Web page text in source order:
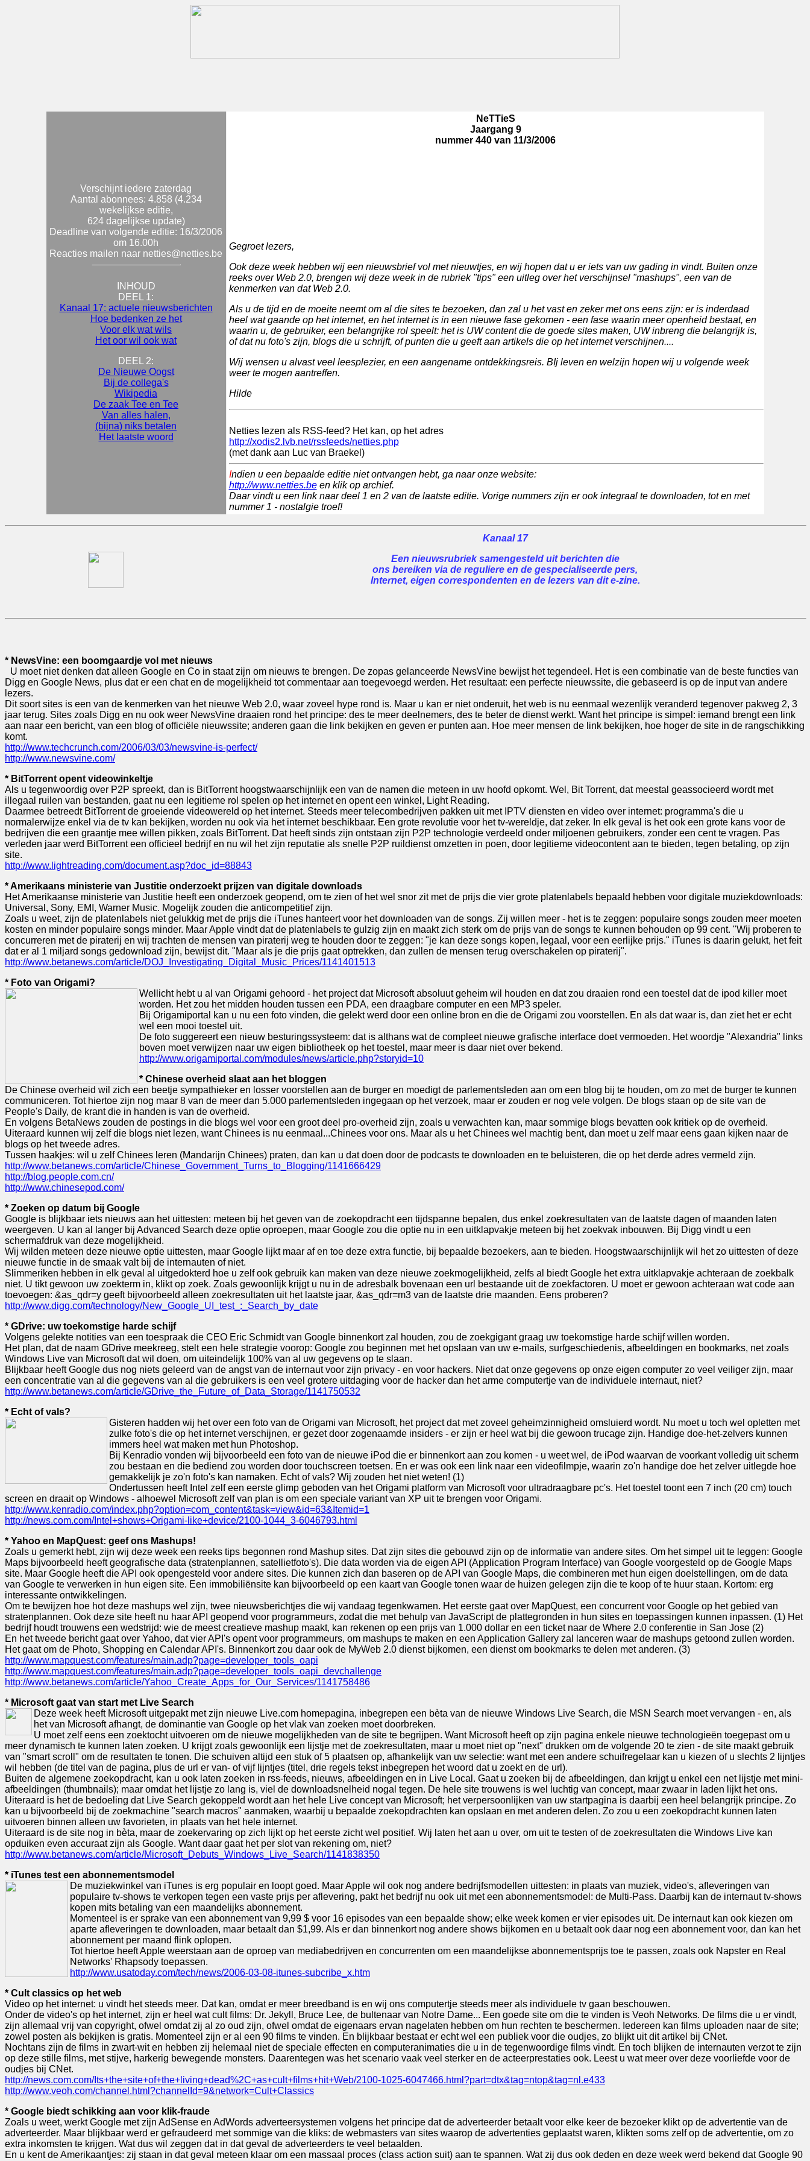
Verschijnt iedere zaterdag
Aantal abonnees: 4.858 (4.234
wekelijkse editie,
624 dagelijkse update)
Deadline van volgende editie: 16/3/2006
om 16.00h
Reacties mailen naar netties@netties.be
INHOUD
DEEL 1:
Kanaal 17: actuele nieuwsberichten
Hoe bedenken ze het
Voor elk wat wils
Het oor wil ook wat
DEEL 2:
De Nieuwe Oogst
Bij de collega's
Wikipedia
De zaak Tee en Tee
Van alles halen,
(bijna) niks betalen
Het laatste woord
NeTTieS
Jaargang 9
nummer 440 van 11/3/2006
Gegroet lezers,
Ook deze week hebben wij een nieuwsbrief vol met nieuwtjes, en wij hopen dat u er iets van uw gading in vindt. Buiten onze
reeks over Web 2.0, brengen wij deze week in de rubriek "tips" een uitleg over het verschijnsel "mashups", een van de
kenmerken van dat Web 2.0.
Als u de tijd en de moeite neemt om al die sites te bezoeken, dan zal u het vast en zeker met ons eens zijn: er is inderdaad
heel wat gaande op het internet, en het internet is in een nieuwe fase gekomen - een fase waarin meer openheid bestaat, en
waarin u, de gebruiker, een belangrijke rol speelt: het is UW content die de goede sites maken, UW inbreng die belangrijk is,
of dat nu foto's zijn, blogs die u schrijft, of punten die u geeft aan artikels die op het internet verschijnen....
Wij wensen u alvast veel leesplezier, en een aangename ontdekkingsreis. BIj leven en welzijn hopen wij u volgende week
weer te mogen aantreffen.
Hilde
Netties lezen als RSS-feed? Het kan, op het adres
http://xodis2.lvb.net/rssfeeds/netties.php
(met dank aan Luc van Braekel)
Indien u een bepaalde editie niet ontvangen hebt, ga naar onze website:
http://www.netties.been klik op archief.
Daar vindt u een link naar deel 1 en 2 van de laatste editie. Vorige nummers zijn er ook integraal te downloaden, tot en met
nummer 1 - nostalgie troef!
Kanaal 17
Een nieuwsrubriek samengesteld uit berichten die
ons bereiken via de reguliere en de gespecialiseerde pers,
Internet, eigen correspondenten en de lezers van dit e-zine.
* NewsVine: een boomgaardje vol met nieuws
U moet niet denken dat alleen Google en Co in staat zijn om nieuws te brengen. De zopas gelanceerde NewsVine bewijst het tegendeel. Het is een combinatie van de beste functies van
Digg en Google News, plus dat er een chat en de mogelijkheid tot commentaar aan toegevoegd werden. Het resultaat: een perfecte nieuwssite, die gebaseerd is op de input van andere
lezers.
Dit soort sites is een van de kenmerken van het nieuwe Web 2.0, waar zoveel hype rond is. Maar u kan er niet onderuit, het web is nu eenmaal wezenlijk veranderd tegenover pakweg 2, 3
jaar terug. Sites zoals Digg en nu ook weer NewsVine draaien rond het principe: des te meer deelnemers, des te beter de dienst werkt. Want het principe is simpel: iemand brengt een link
aan naar een bericht, van een blog of officiële nieuwssite; anderen gaan die link bekijken en geven er punten aan. Hoe meer mensen de link bekijken, hoe hoger de site in de rangschikking
komt.
http://www.techcrunch.com/2006/03/03/newsvine-is-perfect/
http://www.newsvine.com/
* BitTorrent opent videowinkeltje
Als u tegenwoordig over P2P spreekt, dan is BitTorrent hoogstwaarschijnlijk een van de namen die meteen in uw hoofd opkomt. Wel, Bit Torrent, dat meestal geassocieerd wordt met
illegaal ruilen van bestanden, gaat nu een legitieme rol spelen op het internet en opent een winkel, Light Reading.
Daarmee betreedt BitTorrent de groeiende videowereld op het internet. Steeds meer telecombedrijven pakken uit met IPTV diensten en video over internet: programma's die u
normalerwijze enkel via de tv kan bekijken, worden nu ook via het internet beschikbaar. Een grote revolutie voor het tv-wereldje, dat zeker. In elk geval is het ook een grote kans voor de
bedrijven die een graantje mee willen pikken, zoals BitTorrent. Dat heeft sinds zijn ontstaan zijn P2P technologie verdeeld onder miljoenen gebruikers, zonder een cent te vragen. Pas
verleden jaar werd BitTorrent een officieel bedrijf en nu wil het zijn reputatie als snelle P2P ruildienst omzetten in poen, door legitieme videocontent aan te bieden, tegen betaling, op zijn
site.
http://www.lightreading.com/document.asp?doc_id=88843
* Amerikaans ministerie van Justitie onderzoekt prijzen van digitale downloads
Het Amerikaanse ministerie van Justitie heeft een onderzoek geopend, om te zien of het wel snor zit met de prijs die vier grote platenlabels bepaald hebben voor digitale muziekdownloads:
Universal, Sony, EMI, Warner Music. Mogelijk zouden die anticompetitief zijn.
Zoals u weet, zijn de platenlabels niet gelukkig met de prijs die iTunes hanteert voor het downloaden van de songs. Zij willen meer - het is te zeggen: populaire songs zouden meer moeten
kosten en minder populaire songs minder. Maar Apple vindt dat de platenlabels te gulzig zijn en maakt zich sterk om de prijs van de songs te kunnen behouden op 99 cent. "Wij proberen te
concurreren met de piraterij en wij trachten de mensen van piraterij weg te houden door te zeggen: "je kan deze songs kopen, legaal, voor een eerlijke prijs." iTunes is daarin gelukt, het feit
dat er al 1 miljard songs gedownload zijn, bewijst dit. "Maar als je die prijs gaat optrekken, dan zullen de mensen terug overschakelen op piraterij".
http://www.betanews.com/article/DOJ_Investigating_Digital_Music_Prices/1141401513
* Foto van Origami?
Wellicht hebt u al van Origami gehoord - het project dat Microsoft absoluut geheim wil houden en dat zou draaien rond een toestel dat de ipod killer moet
worden. Het zou het midden houden tussen een PDA, een draagbare computer en een MP3 speler.
Bij Origamiportal kan u nu een foto vinden, die gelekt werd door een online bron en die de Origami zou voorstellen. En als dat waar is, dan ziet het er echt
wel een mooi toestel uit.
De foto suggereert een nieuw besturingssysteem: dat is althans wat de compleet nieuwe grafische interface doet vermoeden. Het woordje "Alexandria" links
boven moet verwijzen naar uw eigen bibliotheek op het toestel, maar meer is daar niet over bekend.
http://www.origamiportal.com/modules/news/article.php?storyid=10
* Chinese overheid slaat aan het bloggen
De Chinese overheid wil zich een beetje sympathieker en losser voorstellen aan de burger en moedigt de parlementsleden aan om een blog bij te houden, om zo met de burger te kunnen
communiceren. Tot hiertoe zijn nog maar 8 van de meer dan 5.000 parlementsleden ingegaan op het verzoek, maar er zouden er nog vele volgen. De blogs staan op de site van de
People's Daily, de krant die in handen is van de overheid.
En volgens BetaNews zouden de postings in die blogs wel voor een groot deel pro-overheid zijn, zoals u verwachten kan, maar sommige blogs bevatten ook kritiek op de overheid.
Uiteraard kunnen wij zelf die blogs niet lezen, want Chinees is nu eenmaal...Chinees voor ons. Maar als u het Chinees wel machtig bent, dan moet u zelf maar eens gaan kijken naar de
blogs op het tweede adres.
Tussen haakjes: wil u zelf Chinees leren (Mandarijn Chinees) praten, dan kan u dat doen door de podcasts te downloaden en te beluisteren, die op het derde adres vermeld zijn.
http://www.betanews.com/article/Chinese_Government_Turns_to_Blogging/1141666429
http://blog.people.com.cn/
http://www.chinesepod.com/
* Zoeken op datum bij Google
Google is blijkbaar iets nieuws aan het uittesten: meteen bij het geven van de zoekopdracht een tijdspanne bepalen, dus enkel zoekresultaten van de laatste dagen of maanden laten
weergeven. U kan al langer bij Advanced Search deze optie oproepen, maar Google zou die optie nu in een uitklapvakje meteen bij het zoekvak inbouwen. Bij Digg vindt u een
schermafdruk van deze mogelijkheid.
Wij wilden meteen deze nieuwe optie uittesten, maar Google lijkt maar af en toe deze extra functie, bij bepaalde bezoekers, aan te bieden. Hoogstwaarschijnlijk wil het zo uittesten of deze
nieuwe functie in de smaak valt bij de internauten of niet.
Slimmeriken hebben in elk geval al uitgedokterd hoe u zelf ook gebruik kan maken van deze nieuwe zoekmogelijkheid, zelfs al biedt Google het extra uitklapvakje achteraan de zoekbalk
niet. U tikt gewoon uw zoekterm in, klikt op zoek. Zoals gewoonlijk krijgt u nu in de adresbalk bovenaan een url bestaande uit de zoekfactoren. U moet er gewoon achteraan wat code aan
toevoegen: &as_qdr=y geeft bijvoorbeeld alleen zoekresultaten uit het laatste jaar, &as_qdr=m3 van de laatste drie maanden. Eens proberen?
http://www.digg.com/technology/New_Google_UI_test_:_Search_by_date
* GDrive: uw toekomstige harde schijf
Volgens gelekte notities van een toespraak die CEO Eric Schmidt van Google binnenkort zal houden, zou de zoekgigant graag uw toekomstige harde schijf willen worden.
Het plan, dat de naam GDrive meekreeg, stelt een hele strategie voorop: Google zou beginnen met het opslaan van uw e-mails, surfgeschiedenis, afbeeldingen en bookmarks, net zoals
Windows Live van Microsoft dat wil doen, om uiteindelijk 100% van al uw gegevens op te slaan.
Blijkbaar heeft Google dus nog niets geleerd van de angst van de internaut voor zijn privacy - en voor hackers. Niet dat onze gegevens op onze eigen computer zo veel veiliger zijn, maar
een concentratie van al die gegevens van al die gebruikers is een veel grotere uitdaging voor de hacker dan het arme computertje van de individuele internaut, niet?
http://www.betanews.com/article/GDrive_the_Future_of_Data_Storage/1141750532
* Echt of vals?
Gisteren hadden wij het over een foto van de Origami van Microsoft, het project dat met zoveel geheimzinnigheid omsluierd wordt. Nu moet u toch wel opletten met
zulke foto's die op het internet verschijnen, er gezet door zogenaamde insiders - er zijn er heel wat bij die gewoon trucage zijn. Handige doe-het-zelvers kunnen
immers heel wat maken met hun Photoshop.
Bij Kenradio vonden wij bijvoorbeeld een foto van de nieuwe iPod die er binnenkort aan zou komen - u weet wel, de iPod waarvan de voorkant volledig uit scherm
zou bestaan en die bediend zou worden door touchscreen toetsen. En er was ook een link naar een videofilmpje, waarin zo'n handige doe het zelver uitlegde hoe
gemakkelijk je zo'n foto's kan namaken. Echt of vals? Wij zouden het niet weten! (1)
Ondertussen heeft Intel zelf een eerste glimp geboden van het Origami platform van Microsoft voor ultradraagbare pc's. Het toestel toont een 7 inch (20 cm) touch
screen en draait op Windows - alhoewel Microsoft zelf van plan is om een speciale variant van XP uit te brengen voor Origami.
http://www.kenradio.com/index.php?option=com_content&task=view&id=63&Itemid=1
http://news.com.com/Intel+shows+Origami-like+device/2100-1044_3-6046793.html
* Yahoo en MapQuest: geef ons Mashups!
Zoals u gemerkt hebt, zijn wij deze week een reeks tips begonnen rond Mashup sites. Dat zijn sites die gebouwd zijn op de informatie van andere sites. Om het simpel uit te leggen: Google
Maps bijvoorbeeld heeft geografische data (stratenplannen, satellietfoto's). Die data worden via de eigen API (Application Program Interface) van Google voorgesteld op de Google Maps
site. Maar Google heeft die API ook opengesteld voor andere sites. Die kunnen zich dan baseren op de API van Google Maps, die combineren met hun eigen doelstellingen, om de data
van Google te verwerken in hun eigen site. Een immobiliënsite kan bijvoorbeeld op een kaart van Google tonen waar de huizen gelegen zijn die te koop of te huur staan. Kortom: erg
interessante ontwikkelingen.
Om te bewijzen hoe hot deze mashups wel zijn, twee nieuwsberichtjes die wij vandaag tegenkwamen. Het eerste gaat over MapQuest, een concurrent voor Google op het gebied van
stratenplannen. Ook deze site heeft nu haar API geopend voor programmeurs, zodat die met behulp van JavaScript de plattegronden in hun sites en toepassingen kunnen inpassen. (1) Het
bedrijf houdt trouwens een wedstrijd: wie de meest creatieve mashup maakt, kan rekenen op een prijs van 1.000 dollar en een ticket naar de Where 2.0 conferentie in San Jose (2)
En het tweede bericht gaat over Yahoo, dat vier API's opent voor programmeurs, om mashups te maken en een Application Gallery zal lanceren waar de mashups getoond zullen worden.
Het gaat om de Photo, Shopping en Calendar API's. Binnenkort zou daar ook de MyWeb 2.0 dienst bijkomen, een dienst om bookmarks te delen met anderen. (3)
http://www.mapquest.com/features/main.adp?page=developer_tools_oapi
http://www.mapquest.com/features/main.adp?page=developer_tools_oapi_devchallenge
http://www.betanews.com/article/Yahoo_Create_Apps_for_Our_Services/1141758486
* Microsoft gaat van start met Live Search
Deze week heeft Microsoft uitgepakt met zijn nieuwe Live.com homepagina, inbegrepen een bèta van de nieuwe Windows Live Search, die MSN Search moet vervangen - en, als
het van Microsoft afhangt, de dominantie van Google op het vlak van zoeken moet doorbreken.
U moet zelf eens een zoektocht uitvoeren om de nieuwe mogelijkheden van de site te begrijpen. Want Microsoft heeft op zijn pagina enkele nieuwe technologieën toegepast om u
meer dynamisch te kunnen laten zoeken. U krijgt zoals gewoonlijk een lijstje met de zoekresultaten, maar u moet niet op "next" drukken om de volgende 20 te zien - de site maakt gebruik
van "smart scroll" om de resultaten te tonen. Die schuiven altijd een stuk of 5 plaatsen op, afhankelijk van uw selectie: want met een andere schuifregelaar kan u kiezen of u slechts 2 lijntjes
wil hebben (de titel van de pagina, plus de url er van- of vijf lijntjes (titel, drie regels tekst inbegrepen het woord dat u zoekt en de url).
Buiten de algemene zoekopdracht, kan u ook laten zoeken in rss-feeds, nieuws, afbeeldingen en in Live Local. Gaat u zoeken bij de afbeeldingen, dan krijgt u enkel een net lijstje met mini-
afbeeldingen (thumbnails); maar omdat het lijstje zo lang is, viel de downloadsnelheid nogal tegen. De hele site trouwens is wel luchtig van concept, maar zwaar in laden lijkt het ons.
Uiteraard is het de bedoeling dat Live Search gekoppeld wordt aan het hele Live concept van Microsoft; het verpersoonlijken van uw startpagina is daarbij een heel belangrijk principe. Zo
kan u bijvoorbeeld bij de zoekmachine "search macros" aanmaken, waarbij u bepaalde zoekopdrachten kan opslaan en met anderen delen. Zo zou u een zoekopdracht kunnen laten
uitvoeren binnen alleen uw favorieten, in plaats van het hele internet.
Uiteraard is de site nog in bèta, maar de zoekervaring op zich lijkt op het eerste zicht wel positief. Wij laten het aan u over, om uit te testen of de zoekresultaten die Windows Live kan
opduiken even accuraat zijn als Google. Want daar gaat het per slot van rekening om, niet?
http://www.betanews.com/article/Microsoft_Debuts_Windows_Live_Search/1141838350
* iTunes test een abonnementsmodel
De muziekwinkel van iTunes is erg populair en loopt goed. Maar Apple wil ook nog andere bedrijfsmodellen uittesten: in plaats van muziek, video's, afleveringen van
populaire tv-shows te verkopen tegen een vaste prijs per aflevering, pakt het bedrijf nu ook uit met een abonnementsmodel: de Multi-Pass. Daarbij kan de internaut tv-shows
kopen mits betaling van een maandelijks abonnement.
Momenteel is er sprake van een abonnement van 9,99 $ voor 16 episodes van een bepaalde show; elke week komen er vier episodes uit. De internaut kan ook kiezen om
aparte afleveringen te downloaden, maar betaalt dan $1,99. Als er dan binnenkort nog andere shows bijkomen en u betaalt ook daar nog een abonnement voor, dan kan het
abonnement per maand flink oplopen.
Tot hiertoe heeft Apple weerstaan aan de oproep van mediabedrijven en concurrenten om een maandelijkse abonnementsprijs toe te passen, zoals ook Napster en Real
Networks' Rhapsody toepassen.
http://www.usatoday.com/tech/news/2006-03-08-itunes-subcribe_x.htm
* Cult classics op het web
Video op het internet: u vindt het steeds meer. Dat kan, omdat er meer breedband is en wij ons computertje steeds meer als individuele tv gaan beschouwen.
Onder de video's op het internet, zijn er heel wat cult films: Dr. Jekyll, Bruce Lee, de bultenaar van Notre Dame... Een goede site om die te vinden is Veoh Networks. De films die u er vindt,
zijn allemaal vrij van copyright, ofwel omdat zij al zo oud zijn, ofwel omdat de eigenaars ervan nagelaten hebben om hun rechten te beschermen. Iedereen kan films uploaden naar de site;
zowel posten als bekijken is gratis. Momenteel zijn er al een 90 films te vinden. En blijkbaar bestaat er echt wel een publiek voor die oudjes, zo blijkt uit dit artikel bij CNet.
Nochtans zijn de films in zwart-wit en hebben zij helemaal niet de speciale effecten en computeranimaties die u in de tegenwoordige films vindt. En toch blijken de internauten verzot te zijn
op deze stille films, met stijve, harkerig bewegende monsters. Daarentegen was het scenario vaak veel sterker en de acteerprestaties ook. Leest u wat meer over deze voorliefde voor de
oudjes bij CNet.
http://news.com.com/Its+the+site+of+the+living+dead%2C+as+cult+films+hit+Web/2100-1025-6047466.html?part=dtx&tag=ntop&tag=nl.e433
http://www.veoh.com/channel.html?channelId=9&network=Cult+Classics
* Google biedt schikking aan voor klik-fraude
Zoals u weet, werkt Google met zijn AdSense en AdWords adverteersystemen volgens het principe dat de adverteerder betaalt voor elke keer de bezoeker klikt op de advertentie van de
adverteerder. Maar blijkbaar werd er gefraudeerd met sommige van die kliks: de webmasters van sites waarop de advertenties geplaatst waren, klikten soms zelf op de advertentie, om zo
extra inkomsten te krijgen. Wat dus wil zeggen dat in dat geval de adverteerders te veel betaalden.
En u kent de Amerikaantjes: zij staan in dat geval meteen klaar om een massaal proces (class action suit) aan te spannen. Wat zij dus ook deden en deze week werd bekend dat Google 90